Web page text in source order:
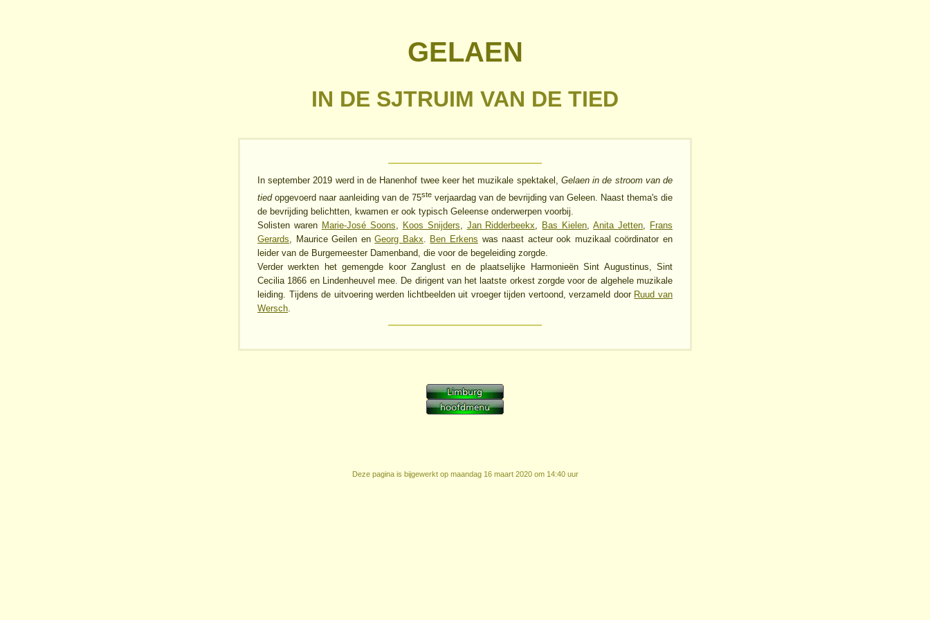
GELAEN
IN DE SJTRUIM VAN DE TIED
In september 2019 werd in de Hanenhof twee keer het muzikale spektakel, Gelaen in de stroom van de
tiedopgevoerd naar aanleiding van de 75ste verjaardag van de bevrijding van Geleen. Naast thema's die
de bevrijding belichtten, kwamen er ook typisch Geleense onderwerpen voorbij.
Solisten waren Marie-José Soons, Koos Snijders, Jan Ridderbeekx, Bas Kielen,Anita Jetten, Frans
Gerards, Maurice Geilen enGeorg Bakx. Ben Erkens was naast acteur ook muzikaal coördinator en
leider van de Burgemeester Damenband, die voor de begeleiding zorgde.
Verder werkten het gemengde koor Zanglust en de plaatselijke Harmonieën Sint Augustinus, Sint
Cecilia 1866 en Lindenheuvel mee. De dirigent van het laatste orkest zorgde voor de algehele muzikale
leiding. Tijdens de uitvoering werden lichtbeelden uit vroeger tijden vertoond, verzameld door Ruud van
Wersch.
Deze pagina is bijgewerkt op maandag 16 maart 2020 om 14:40 uur